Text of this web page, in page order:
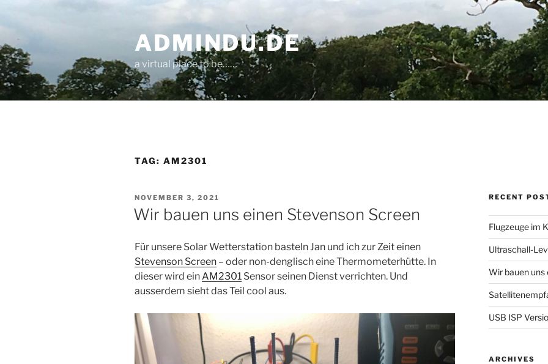
ADMINDU.DE
a virtual place to be……
TAG: AM2301
POSTED
ON
NOVEMBER 3, 2021
Wir bauen uns einen Stevenson Screen
Für unsere Solar Wetterstation basteln Jan und ich zur Zeit einen
Stevenson Screen – oder non-denglisch eine Thermometerhütte. In
dieser wird ein AM2301 Sensor seinen Dienst verrichten. Und
ausserdem sieht das Teil cool aus.
RECENT
Flugzeuge im
Ultraschall-
Wir bauen uns
USB ISP
ARCHIVES